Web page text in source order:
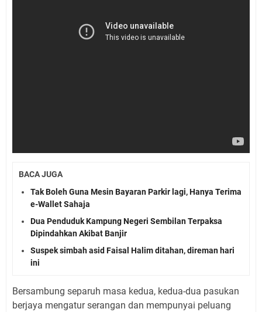
BACA JUGA
Tak Boleh Guna Mesin Bayaran Parkir lagi, Hanya Terima
e-Wallet Sahaja
Dua Penduduk Kampung Negeri Sembilan Terpaksa
Dipindahkan Akibat Banjir
Suspek simbah asid Faisal Halim ditahan, direman hari
ini
Bersambung separuh masa kedua, kedua-dua pasukan
berjaya mengatur serangan dan mempunyai peluang